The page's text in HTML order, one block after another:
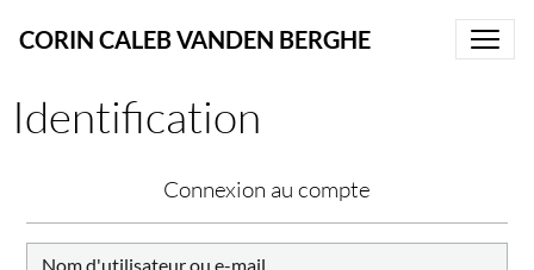
CORIN CALEB VANDEN BERGHE
Identification
Connexion au compte